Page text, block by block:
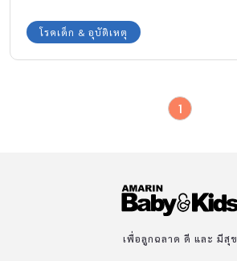
โรคเด็ก & อุบัติเหตุ
1
เพื่อลูกฉลาด ดี และ มีสุข